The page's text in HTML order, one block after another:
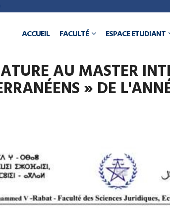
ACCUEIL FACULTÉ ESPACE ETUDIANT
AU MASTER
» DE